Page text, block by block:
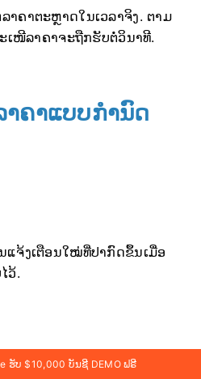
ຄາຕະຫຼາດໃນເວລາຈິງ. ຕາມ
ເໜີລາຄາຈະຖືກຮັບຕໍ່ວິນາທີ.
າຄາແບບກຳນົດ
ແຈ້ງເຕືອນໃໝ່ທີ່ປາກົດຂຶ້ນເມື່ອ
ວ້.
ບກຳນົດເອງສຳລັບຊັບສິນ, ທ່ານ
ຮັບ $10,000 ບັນຊີ DEMO ຟຣີ